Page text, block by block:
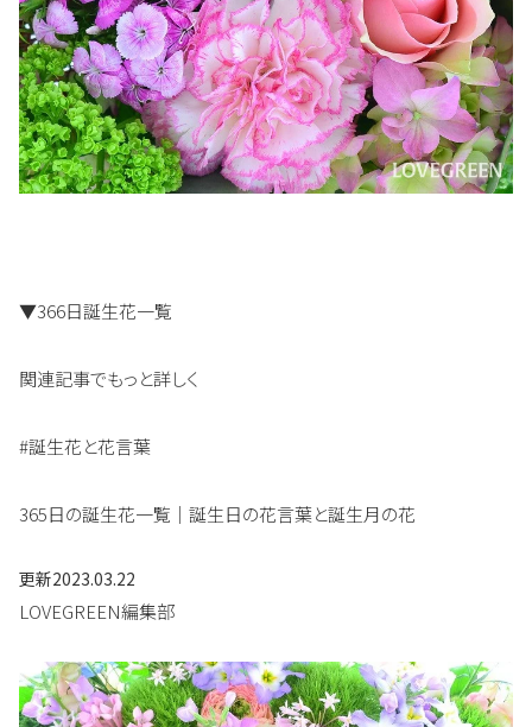
▼366日誕生花一覧
関連記事でもっと詳しく
#誕生花と花言葉
365日の誕生花一覧｜誕生日の花言葉と誕生月の花
更新2023.03.22
LOVEGREEN編集部